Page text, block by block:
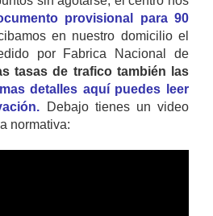
provisional para 90
en nuestro domicilio el
por Fabrica Nacional de
tasas de trafico también las
detalles aquí puedes leer
Debajo tienes un video
normativa: